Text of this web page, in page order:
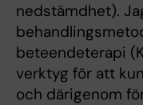
nedstämdhet).
beteendeterapi
verktyg för att
och därigenom